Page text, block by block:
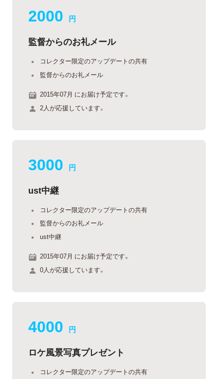
2000 円
監督からのお礼メール
コレクター限定のアップデートの共有
監督からのお礼メール
2015年07月 にお届け予定です。
2人が応援しています。
3000 円
ust中継
コレクター限定のアップデートの共有
監督からのお礼メール
ust中継
2015年07月 にお届け予定です。
0人が応援しています。
4000 円
ロケ風景写真プレゼント
コレクター限定のアップデートの共有